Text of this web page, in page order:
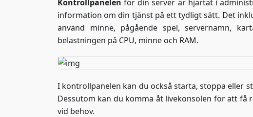
Kontrollpanelen för din server är hjärtat i
information om din tjänst på ett tydligt sätt. Det
använd minne, pågående spel, servernamn,
belastningen på CPU, minne och RAM.
I kontrollpanelen kan du också starta, stoppa eller
Dessutom kan du komma åt livekonsolen för att
vid behov.